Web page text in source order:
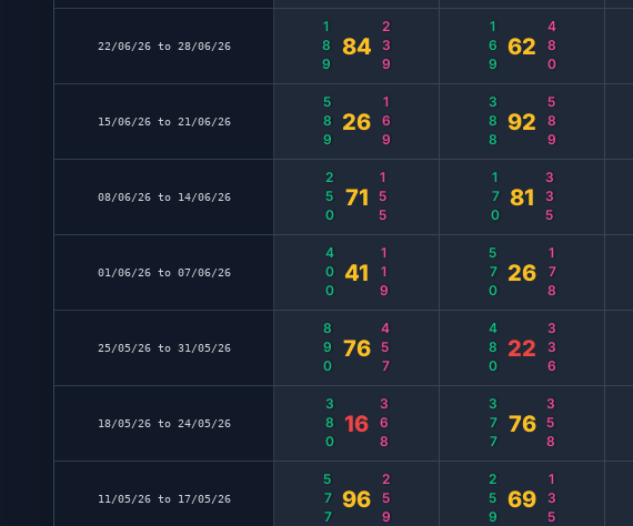
22/06/26 to 28/06/26 189 84 239 169 62 480
15/06/26 to 21/06/26 589 26 169 388 92 589
08/06/26 to 14/06/26 250 71 155 170 81 335
01/06/26 to 07/06/26 400 41 119 570 26 178
25/05/26 to 31/05/26 890 76 457 480 22 336
18/05/26 to 24/05/26 380 16 368 377 76 358
11/05/26 to 17/05/26 577 96 259 259 69 135